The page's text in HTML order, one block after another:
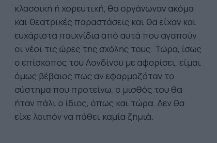
κλασσική ή χορευτική, θα οργάνωναν ακόμα
και θεατρικές παραστάσεις και θα είχαν και
ευχάριστα παιχνίδια από αυτά που αγαπούν
οι νέοι τις ώρες της σχόλης τους. Τώρα, ίσως
ο επίσκοπος του Λονδίνου με αφορίσει, είμαι
όμως βέβαιος πως αν εφαρμοζόταν το
σύστημα που προτείνω, ο μισθός του θα
ήταν πάλι ο ίδιος, όπως και τώρα. Δεν θα
είχε λοιπόν να πάθει καμία ζημιά.